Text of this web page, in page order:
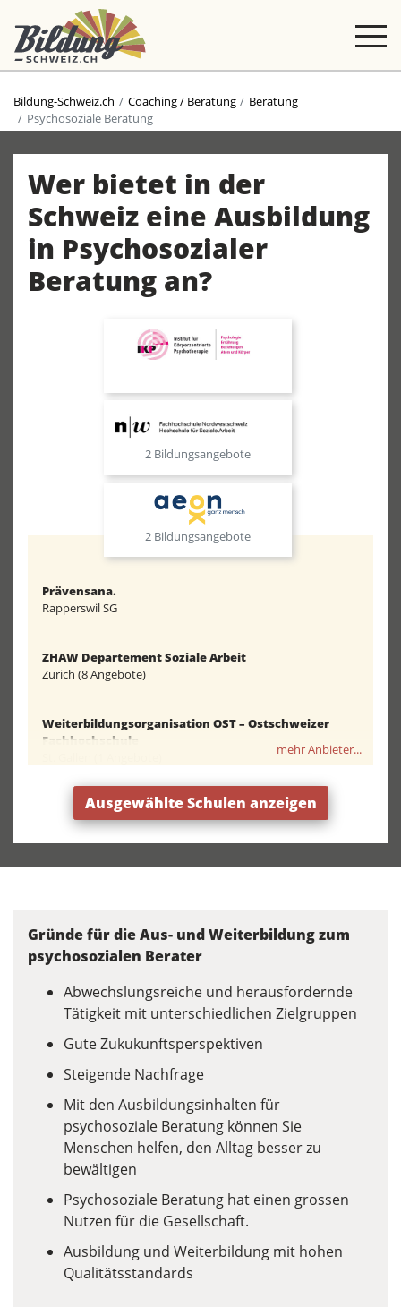
Bildung-Schweiz.ch Coaching / Beratung
Beratung
Psychosoziale Beratung
Wer bietet in der
Schweiz eine Ausbildung
in Psychosozialer
Beratung an?
2 Bildungsangebote
2 Bildungsangebote
Prävensana.
Rapperswil SG
ZHAW Departement Soziale Arbeit
Zürich (8 Angebote)
Weiterbildungsorganisation OST – Ostschweizer
Fachhochschule
mehr Anbieter...
Ausgewählte Schulen anzeigen
Gründe für die Aus- und Weiterbildung zum
psychosozialen Berater
Abwechslungsreiche und herausfordernde
Tätigkeit mit unterschiedlichen Zielgruppen
Gute Zukukunftsperspektiven
Steigende Nachfrage
Mit den Ausbildungsinhalten für
psychosoziale Beratung können Sie
Menschen helfen, den Alltag besser zu
bewältigen
Psychosoziale Beratung hat einen grossen
Nutzen für die Gesellschaft.
Ausbildung und Weiterbildung mit hohen
Qualitätsstandards